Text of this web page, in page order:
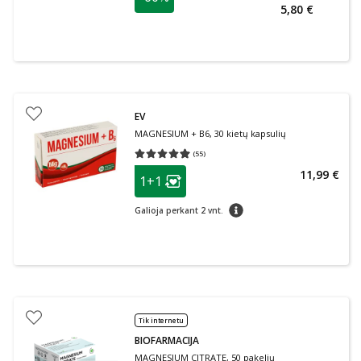
5,80 €
EV
MAGNESIUM + B6, 30 kietų kapsulių
(55)
Vidutinis įvertinimas 4.93
patarimas
Lojalumo klubo narių nuolaida
1+1
Galioja perkant 2 vnt. patarimas
11,99 €
Tik internetu
BIOFARMACIJA
MAGNESIUM CITRATE, 50 pakelių